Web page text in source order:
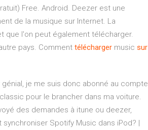
Free. Android. Deezer est une
de la musique sur Internet. La
que l'on peut également télécharger.
pays. Comment télécharger music sur
je me suis donc abonné au compte
pour le brancher dans ma voiture.
des demandes à itune ou deezer,
Spotify Music dans iPod? |